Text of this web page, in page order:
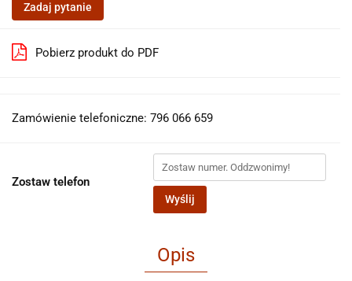
Zadaj pytanie
Pobierz produkt do PDF
Zamówienie telefoniczne: 796 066 659
Zostaw telefon
Wyślij
Opis